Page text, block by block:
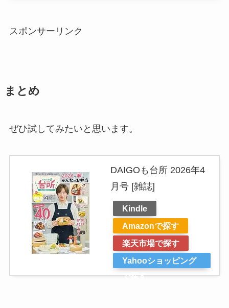
スポンサーリンク
まとめ
ぜひ試してみたいと思います。
DAIGOも台所 2026年4
月号 [雑誌]
Kindle
Amazonで探す
楽天市場で探す
Yahooショッピング
で探す